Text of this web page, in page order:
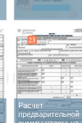
Расчет
предварительной
23